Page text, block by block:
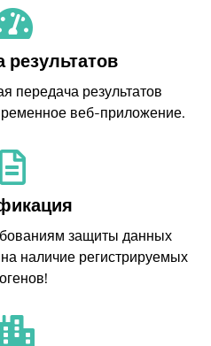
передача результатов
веб-приложение.
защиты данных
наличие регистрируемых